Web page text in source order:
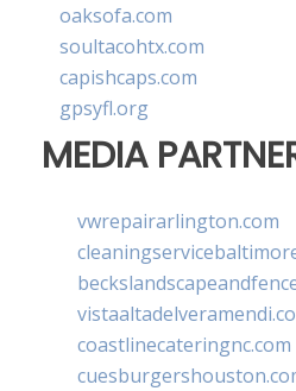
oaksofa.com
soultacohtx.com
capishcaps.com
gpsyfl.org
MEDIA
vwrepairarlington.com
coastlinecateringnc.com